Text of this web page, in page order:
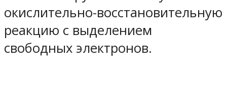
окислительно-восстановительную
реакцию с выделением
свободных электронов.